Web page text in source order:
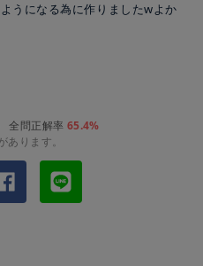
うになる為に作りましたwよか
全問正解率 65.4%
ります。